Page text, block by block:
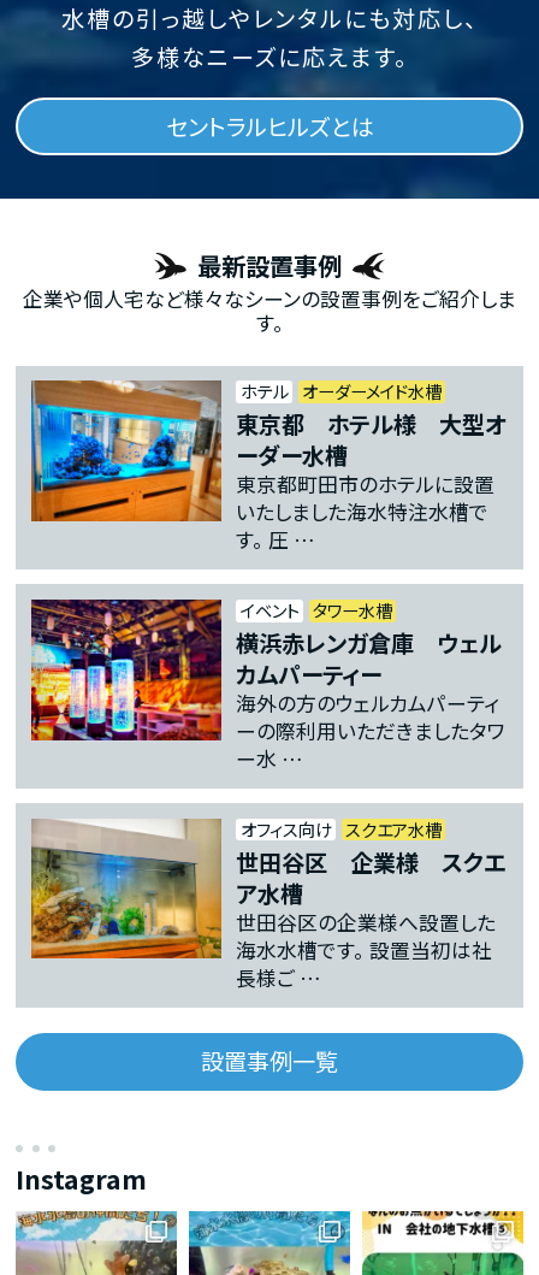
水槽の引っ越しやレンタルにも対応し、
多様なニーズに応えます。
セントラルヒルズとは
最新設置事例
企業や個人宅など様々なシーンの設置事例をご紹介しま
す。
ホテル オーダーメイド水槽
東京都 ホテル様 大型オ
ーダー水槽
東京都町田市のホテルに設置
いたしました海水特注水槽で
す。 圧 …
イベント タワー水槽
横浜赤レンガ倉庫 ウェル
カムパーティー
海外の方のウェルカムパーティ
ーの際利用いただきましたタワ
ー水 …
オフィス向け スクエア水槽
世田谷区 企業様 スクエ
ア水槽
世田谷区の企業様へ設置した
海水水槽です。 設置当初は社
長様ご …
設置事例一覧
Instagram